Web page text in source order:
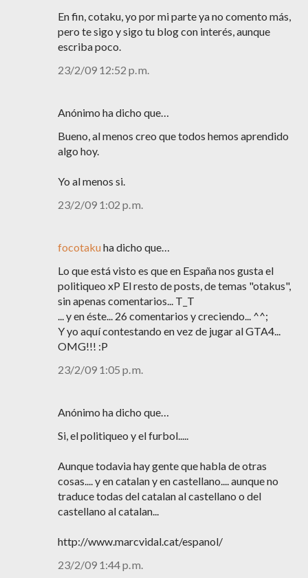
En fin, cotaku, yo por mi parte ya no comento más,
pero te sigo y sigo tu blog con interés, aunque
escriba poco.
23/2/09 12:52 p. m.
Anónimo ha dicho que…
Bueno, al menos creo que todos hemos aprendido
algo hoy.
Yo al menos si.
23/2/09 1:02 p. m.
focotakuha dicho que…
Lo que está visto es que en España nos gusta el
politiqueo xP El resto de posts, de temas "otakus",
sin apenas comentarios... T_T
... y en éste... 26 comentarios y creciendo... ^^;
Y yo aquí contestando en vez de jugar al GTA4...
OMG!!! :P
23/2/09 1:05 p. m.
Anónimo ha dicho que…
Si, el politiqueo y el furbol.....
Aunque todavia hay gente que habla de otras
cosas.... y en catalan y en castellano.... aunque no
traduce todas del catalan al castellano o del
castellano al catalan...
http://www.marcvidal.cat/espanol/
23/2/09 1:44 p. m.